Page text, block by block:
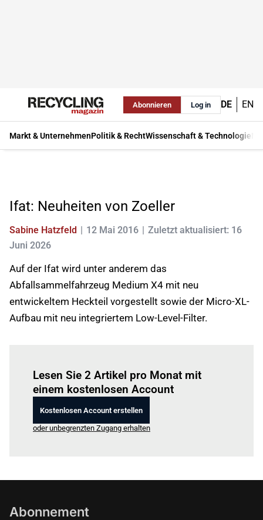
Abonnieren Log in DE EN
Markt & UnternehmenPolitik & RechtWissenschaft & Technologie
Ifat: Neuheiten von Zoeller
Sabine Hatzfeld 12 Mai 2016
Zuletzt aktualisiert: 16
Juni 2026
Auf der Ifat wird unter anderem das
Abfallsammelfahrzeug Medium X4 mit neu
entwickeltem Heckteil vorgestellt sowie der Micro-XL-
Aufbau mit neu integriertem Low-Level-Filter.
Lesen Sie 2 Artikel pro Monat mit
einem kostenlosen Account
Kostenlosen Account erstellen
oder unbegrenzten Zugang erhalten
Abonnement